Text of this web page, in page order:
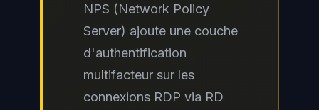
NPS (Network Policy
Server) ajoute une couche
d'authentification
multifacteur sur les
connexions RDP via RD